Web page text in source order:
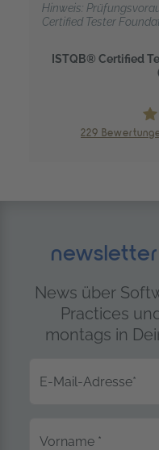
Hinweis:
Certified Tester
ISTQB® Certified
229
News über
Practices
montags in
E-Mail-Adresse*
Vorname *